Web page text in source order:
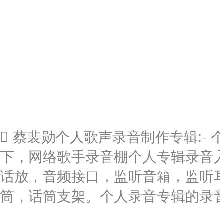
 蔡裴勋个人歌声录音制作专辑:-
下，网络歌手录音棚个人专辑录
话放，音频接口，监听音箱，监
筒，话筒支架。个人录音专辑的